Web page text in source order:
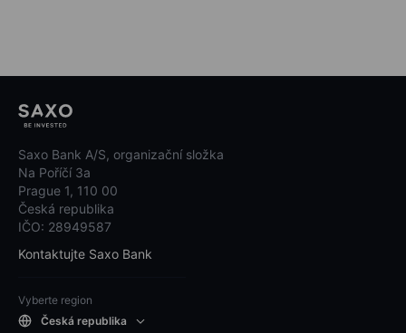
Saxo Bank A/S, organizační složka
Na Poříčí 3a
Prague 1, 110 00
Česká republika
IČO: 28949587
Kontaktujte Saxo Bank
Vyberte region
Česká republika